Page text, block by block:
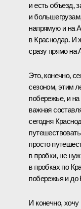
и есть объезд,
и
напрямую и на
в Краснодар. И
сразу прямо на
Это, конечно,
сезоном, этим
побережье, и
важная
сегодня
просто
в пробки, не
в пробках по
побережья и до
И конечно,